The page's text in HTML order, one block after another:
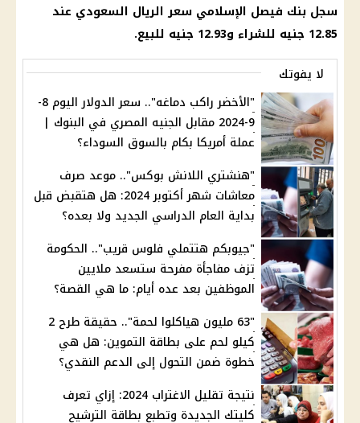
سجل بنك فيصل الإسلامي سعر الريال السعودي عند
12.85 جنيه للشراء و12.93 جنيه للبيع.
لا يفوتك
"الأخضر راكب دماغه".. سعر الدولار اليوم 8-
9-2024 مقابل الجنيه المصري في البنوك |
عملة أمريكا بكام بالسوق السوداء؟
"هنشتري اللانش بوكس".. موعد صرف
معاشات شهر أكتوبر 2024: هل هتقبض قبل
بداية العام الدراسي الجديد ولا بعده؟
"جيوبكم هتتملي فلوس قريب".. الحكومة
تزف مفاجأة مفرحة ستسعد ملايين
الموظفين بعد عده أيام: ما هي القصة؟
"63 مليون هياكلوا لحمة".. حقيقة طرح 2
كيلو لحم على بطاقة التموين: هل هي
خطوة ضمن التحول إلى الدعم النقدي؟
نتيجة تقليل الاغتراب 2024: إزاي تعرف
كليتك الجديدة وتطبع بطاقة الترشيح